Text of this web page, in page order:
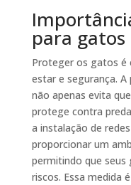
para gatos
Proteger os gatos é
estar e segurança.
não apenas evita
protege contra
a instalação de
proporcionar um
permitindo que
riscos. Essa medida